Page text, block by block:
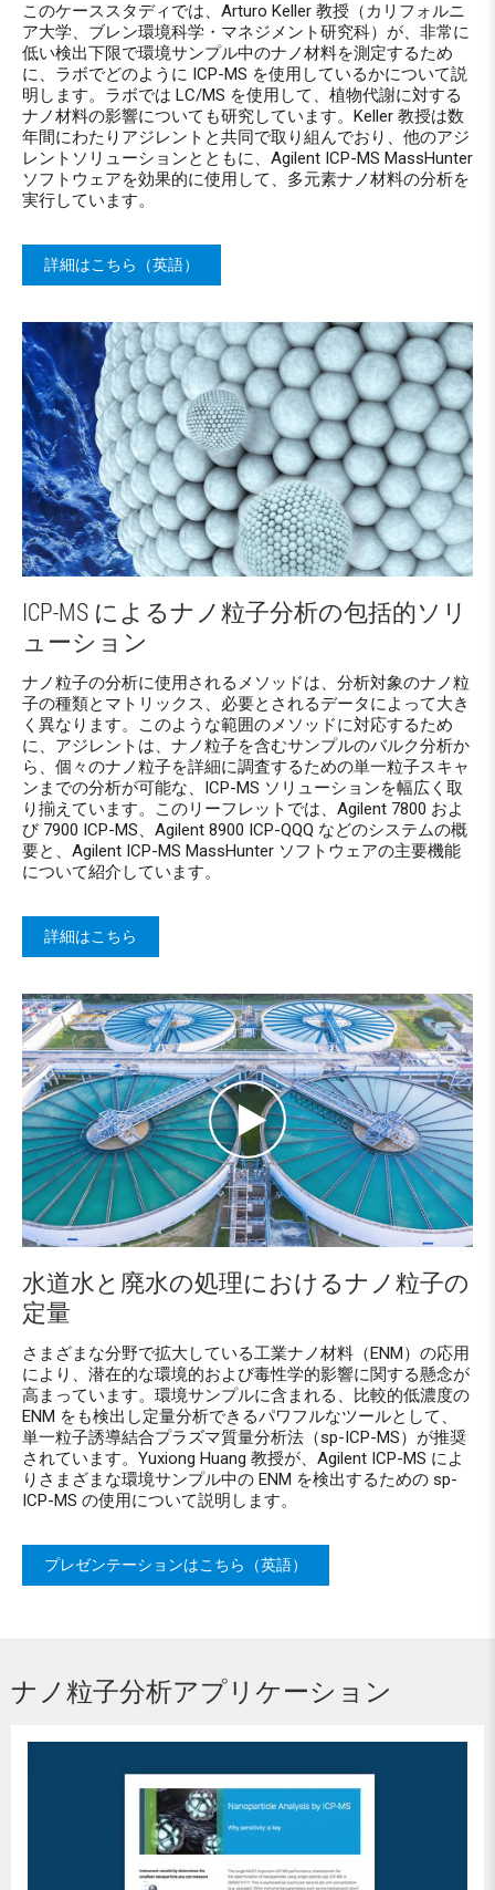
このケーススタディでは、Arturo Keller 教授（カリフォルニ
ア大学、ブレン環境科学・マネジメント研究科）が、非常に
低い検出下限で環境サンプル中のナノ材料を測定するため
に、ラボでどのように ICP-MS を使用しているかについて説
明します。ラボでは LC/MS を使用して、植物代謝に対する
ナノ材料の影響についても研究しています。Keller 教授は数
年間にわたりアジレントと共同で取り組んでおり、他のアジ
レントソリューションとともに、Agilent ICP-MS MassHunter
ソフトウェアを効果的に使用して、多元素ナノ材料の分析を
実行しています。
詳細はこちら（英語）
ICP-MS によるナノ粒子分析の包括的ソリ
ューション
ナノ粒子の分析に使用されるメソッドは、分析対象のナノ粒
子の種類とマトリックス、必要とされるデータによって大き
く異なります。このような範囲のメソッドに対応するため
に、アジレントは、ナノ粒子を含むサンプルのバルク分析か
ら、個々のナノ粒子を詳細に調査するための単一粒子スキャ
ンまでの分析が可能な、ICP-MS ソリューションを幅広く取
り揃えています。このリーフレットでは、Agilent 7800 およ
び 7900 ICP-MS、Agilent 8900 ICP-QQQ などのシステムの概
要と、Agilent ICP-MS MassHunter ソフトウェアの主要機能
について紹介しています。
詳細はこちら
水道水と廃水の処理におけるナノ粒子の
定量
さまざまな分野で拡大している工業ナノ材料（ENM）の応用
により、潜在的な環境的および毒性学的影響に関する懸念が
高まっています。環境サンプルに含まれる、比較的低濃度の
ENM をも検出し定量分析できるパワフルなツールとして、
単一粒子誘導結合プラズマ質量分析法（sp-ICP-MS）が推奨
されています。Yuxiong Huang 教授が、Agilent ICP-MS によ
りさまざまな環境サンプル中の ENM を検出するための sp-
ICP-MS の使用について説明します。
プレゼンテーションはこちら（英語）
ナノ粒子分析アプリケーション